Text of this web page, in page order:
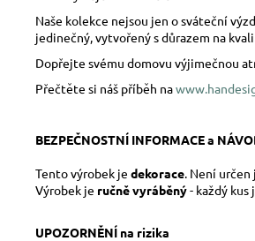
Naše kolekce nejsou jen o sváteční
jedinečný, vytvořený s důrazem na
Dopřejte svému domovu výjimečnou
Přečtěte si náš příběh na
BEZPEČNOSTNÍ INFORMACE a
Tento výrobek je dekorace. Není
Výrobek je ručně vyráběný- každý
UPOZORNĚNÍ na rizika